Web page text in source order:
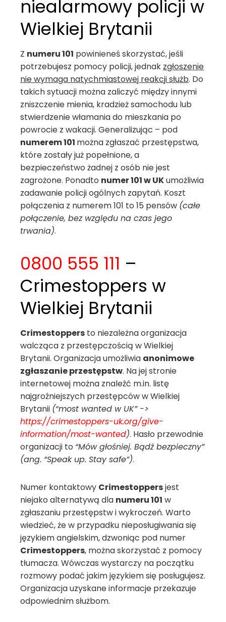
niealarmowy policji w
Wielkiej Brytanii
Z numeru 101 powinieneś skorzystać, jeśli
potrzebujesz pomocy policji, jednak zgłoszenie
nie wymaga natychmiastowej reakcji służb. Do
takich sytuacji można zaliczyć między innymi
zniszczenie mienia, kradzież samochodu lub
stwierdzenie włamania do mieszkania po
powrocie z wakacji. Generalizując – pod
numerem 101 można zgłaszać przestępstwa,
które zostały już popełnione, a
bezpieczeństwo żadnej z osób nie jest
zagrożone. Ponadto numer 101 w UKumożliwia
zadawanie policji ogólnych zapytań. Koszt
połączenia z numerem 101 to 15 pensów (całe
połączenie, bez względu na czas jego
trwania).
0800 555 111 –
Crimestoppers w
Wielkiej Brytanii
Crimestoppers to niezależna organizacja
walcząca z przestępczością w Wielkiej
Brytanii. Organizacja umożliwia anonimowe
zgłaszanie przestępstw. Na jej stronie
internetowej można znaleźć m.in. listę
najgroźniejszych przestępców w Wielkiej
Brytanii (“most wanted w UK” ->
https://crimestoppers-uk.org/give-
information/most-wanted). Hasło przewodnie
organizacji to “Mów głośniej. Bądź bezpieczny”
(ang. “Speak up. Stay safe”).
Numer kontaktowy Crimestoppersjest
niejako alternatywą dla numeru 101 w
zgłaszaniu przestępstw i wykroczeń. Warto
wiedzieć, że w przypadku nieposługiwania się
językiem angielskim, dzwoniąc pod numer
Crimestoppers, można skorzystać z pomocy
tłumacza. Wówczas wystarczy na początku
rozmowy podać jakim językiem się posługujesz.
Organizacja uzyskane informacje przekazuje
odpowiednim służbom.